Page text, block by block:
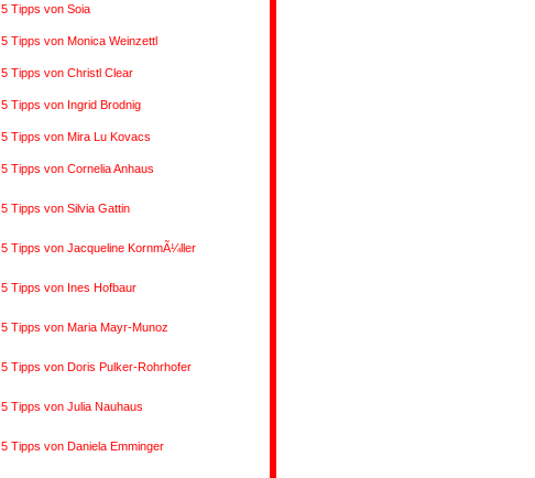
5 Tipps von Soia
5 Tipps von Monica Weinzettl
5 Tipps von Christl Clear
5 Tipps von Ingrid Brodnig
5 Tipps von Mira Lu Kovacs
5 Tipps von Cornelia Anhaus
5 Tipps von Silvia Gattin
5 Tipps von Jacqueline KornmÃ¼ller
5 Tipps von Ines Hofbaur
5 Tipps von Maria Mayr-Munoz
5 Tipps von Doris Pulker-Rohrhofer
5 Tipps von Julia Nauhaus
5 Tipps von Daniela Emminger